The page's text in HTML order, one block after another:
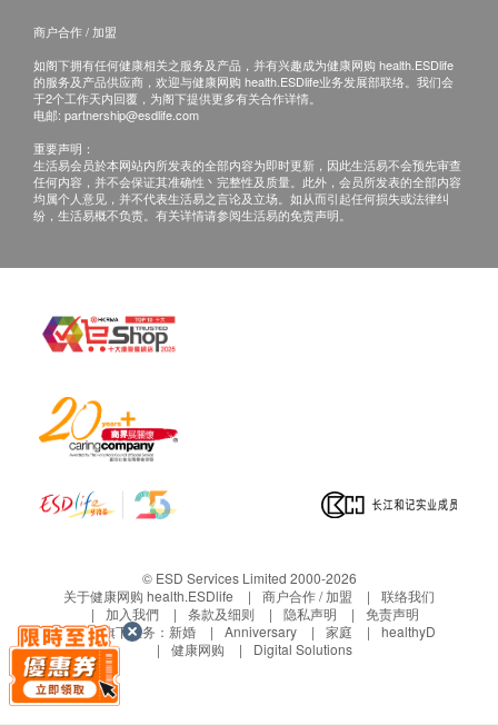
专利提取自严格管理、无污染的藻类原生DHA，支持
不同年龄人群的大脑，眼睛，心脏和神经系统及其他
储存方法
存放在75°F（24°C）以下的干燥地方，避免阳光直
商户合作 / 加盟
如阁下拥有任何健康相关之服务及产品，并有兴趣成为健康网购 health.ESDlife
的服务及产品供应商，欢迎与健康网购 health.ESDlife业务发展部联络。我们会
于2个工作天内回覆，为阁下提供更多有关合作详情。
电邮: partnership@esdlife.com
重要声明：
生活易会员於本网站内所发表的全部内容为即时更新，因此生活易不会预先审查
任何内容，并不会保证其准确性丶完整性及质量。此外，会员所发表的全部内容
均属个人意见，并不代表生活易之言论及立场。如从而引起任何损失或法律纠
纷，生活易概不负责。有关详情请参阅生活易的免责声明。
© ESD Services Limited 2000-2026
关于健康网购 health.ESDlife
商户合作 / 加盟
联络我们
加入我們
条款及细则 隐私声明
免责声明
生活易旗下业务： 新婚 Anniversary 家庭
healthyD
健康网购
Digital Solutions